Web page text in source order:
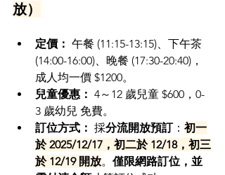
放）
定價： 午餐 (11:15-13:15)、下午茶
(14:00-16:00)、晚餐 (17:30-20:40)，
成人均一價 $1200。
兒童優惠： 4～12 歲兒童 $600，0-
3 歲幼兒 免費。
訂位方式： 採分流開放預訂： 初一
於 2025/12/17，初二於 12/18，初三
於 12/19 開放。 僅限網路訂位，並